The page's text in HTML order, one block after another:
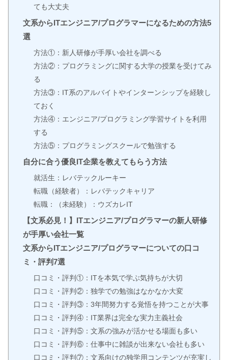
ても大丈夫
文系からITエンジニア/プログラマーになるための方法5
選
方法①：新人研修が手厚い会社を調べる
方法②：プログラミングに関する大学の授業を受けてみ
る
方法③：IT系のアルバイトやインターンシップを経験し
ておく
方法④：エンジニア/プログラミング学習サイトを利用
する
方法⑤：プログラミングスクールで勉強する
自分に合う優良IT企業を教えてもらう方法
就活生：レバテックルーキー
転職（経験者）：レバテックキャリア
転職：（未経験）：ウズカレIT
【文系必見！】ITエンジニア/プログラマーの新人研修
が手厚い会社一覧
文系からITエンジニア/プログラマーについての口コ
ミ・評判7選
口コミ・評判①：ITを本気で学ぶ気持ちが大切
口コミ・評判②：独学での勉強はなかなか大変
口コミ・評判③：3年間努力する覚悟を持つことが大事
口コミ・評判④：IT業界は完全な実力主義社会
口コミ・評判⑤：文系の強みが活かせる場面も多い
口コミ・評判⑥：仕事中に雑談が出来ない会社も多い
口コミ・評判⑦：文系向けの独学用コンテンツが充実し